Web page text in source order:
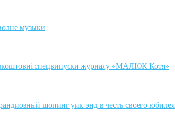
музыки
спецвипуски журналу «МАЛЮК Котя»
шопинг уик-энд в честь своего юбилея